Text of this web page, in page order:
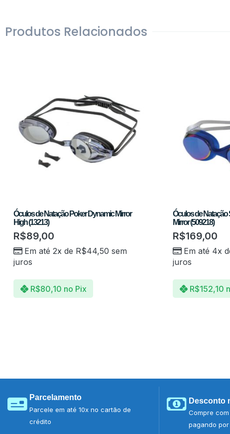
Produtos Relacionados
Óculos de Natação Poker Dynamic Mirror
High (13213)
R$89,00
Em até 2x de R$44,50 sem
juros
R$80,10 no Pix
Óculos de
Mirror (509218)
R$169,00
Em até 4x
juros
R$152,10
Parcelamento
Parcele em até 10x no cartão de
crédito
Desconto
Compre
pagando